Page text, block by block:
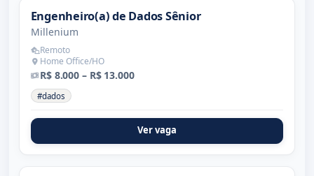
Engenheiro(a) de Dados Sênior
Millenium
Remoto
Home Office/HO
R$ 8.000 – R$ 13.000
#dados
Ver vaga